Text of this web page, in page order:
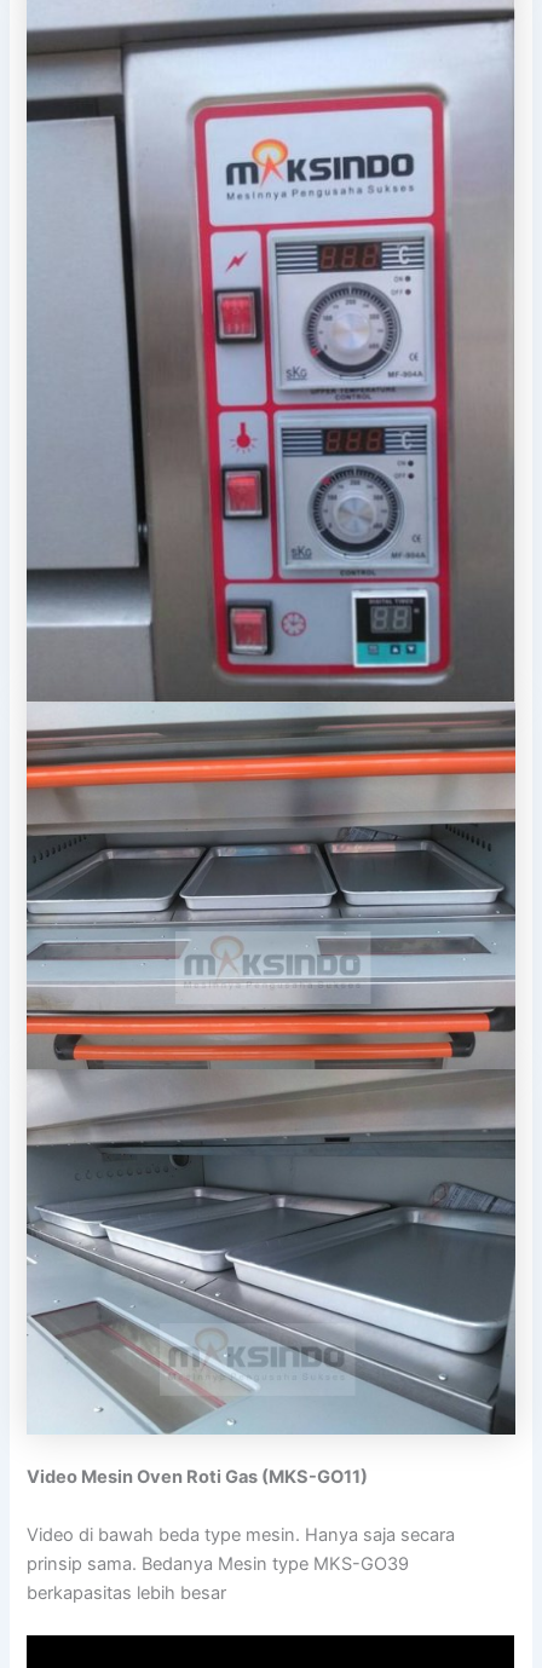
Video Mesin Oven Roti Gas (MKS-GO11)
Video di bawah beda type mesin. Hanya saja secara
prinsip sama. Bedanya Mesin type MKS-GO39
berkapasitas lebih besar